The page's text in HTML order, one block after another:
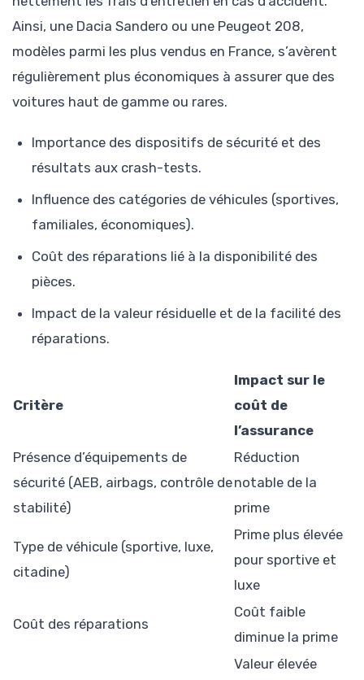
Ainsi, une Dacia Sandero ou une Peugeot 208,
modèles parmi les plus vendus en France, s’avèrent
régulièrement plus économiques à assurer que des
voitures haut de gamme ou rares.
Importance des dispositifs de sécurité et des
résultats aux crash-tests.
Influence des catégories de véhicules (sportives,
familiales, économiques).
Coût des réparations lié à la disponibilité des
pièces.
Impact de la valeur résiduelle et de la facilité des
réparations.
Critère
Impact sur le
coût de
l’assurance
Présence d’équipements de
sécurité (AEB, airbags, contrôle de
stabilité)
Réduction
notable de la
prime
Type de véhicule (sportive, luxe,
citadine)
Prime plus élevée
pour sportive et
luxe
Coût des réparations
Coût faible
diminue la prime
Valeur élevée